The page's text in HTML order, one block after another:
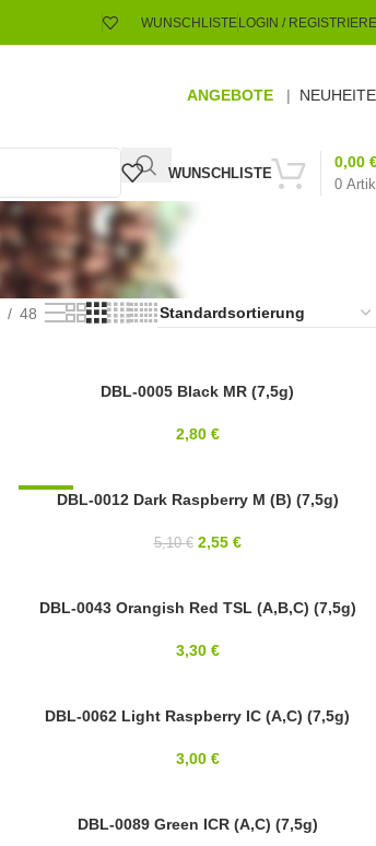
WUNSCHLISTELOGIN /
ANGEBOTE |
WUNSCHLISTE
0
0,00
48
DBL-0005 Black MR (7,5g)
2,80 €
-50%DBL-0012 Dark Raspberry M (B) (7,5g)
5,10€ 2,55 €
8/0
DBL-0043 Orangish Red TSL (A,B,C) (7,5g)
3,30 €
8/0
DBL-0062 Light Raspberry IC (A,C) (7,5g)
3,00 €
DBL-0089 Green ICR (A,C) (7,5g)